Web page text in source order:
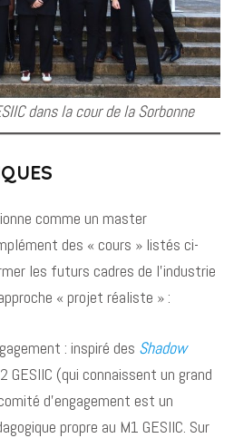
dans la cour de la Sorbonne
comme un master
des « cours » listés ci-
les futurs cadres de l’industrie
« projet réaliste » :
: inspiré des Shadow
GESIIC (qui connaissent un grand
d’engagement est un
propre au M1 GESIIC. Sur